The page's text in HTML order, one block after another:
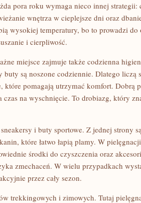
pora roku wymaga nieco innej strategii:
wnętrza w cieplejsze dni oraz
wysokiej temperatury, bo to prowadzi
i cierpliwość.
miejsce zajmuje także codzienna
buty są noszone codziennie. Dlatego liczą
które pomagają utrzymać komfort. Dobrą
na wyschnięcie. To drobiazg, który
i buty sportowe. Z jednej strony
które łatwo łapią plamy. W
środki do czyszczenia oraz
zmechaceń. W wielu przypadkach
przez cały sezon.
trekkingowych i zimowych. Tutaj